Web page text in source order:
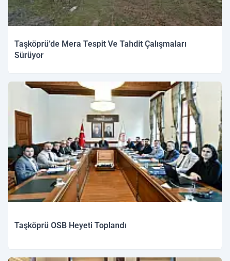
Taşköprü’de Mera Tespit Ve Tahdit Çalışmaları
Sürüyor
Taşköprü OSB Heyeti Toplandı